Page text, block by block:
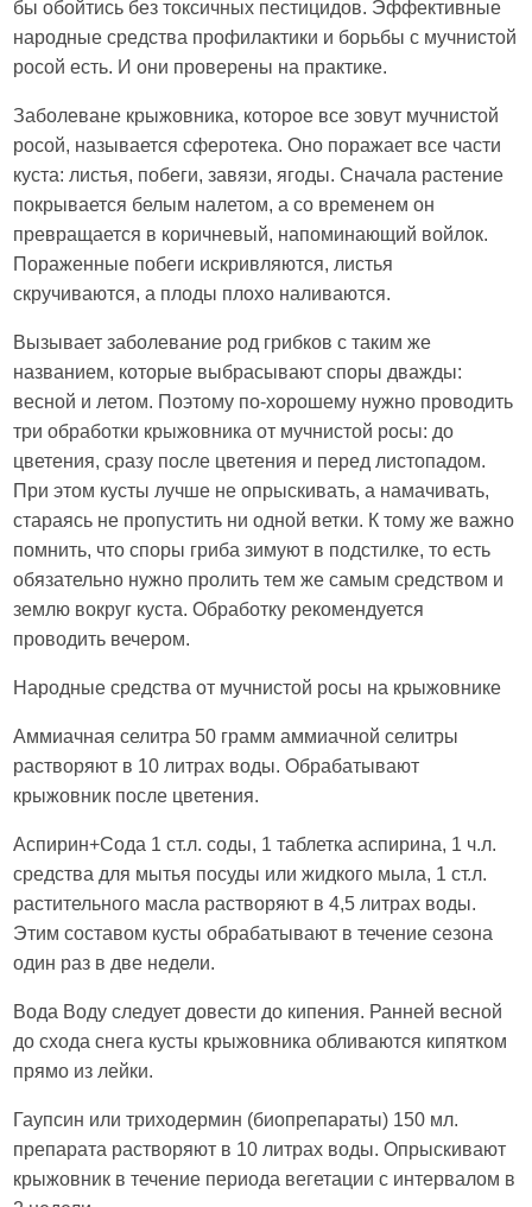
бы обойтись без токсичных пестицидов. Эффективные
народные средства профилактики и борьбы с мучнистой
росой есть. И они проверены на практике.
Заболеване крыжовника, которое все зовут мучнистой
росой, называется сферотека. Оно поражает все части
куста: листья, побеги, завязи, ягоды. Сначала растение
покрывается белым налетом, а со временем он
превращается в коричневый, напоминающий войлок.
Пораженные побеги искривляются, листья
скручиваются, а плоды плохо наливаются.
Вызывает заболевание род грибков с таким же
названием, которые выбрасывают споры дважды:
весной и летом. Поэтому по-хорошему нужно проводить
три обработки крыжовника от мучнистой росы: до
цветения, сразу после цветения и перед листопадом.
При этом кусты лучше не опрыскивать, а намачивать,
стараясь не пропустить ни одной ветки. К тому же важно
помнить, что споры гриба зимуют в подстилке, то есть
обязательно нужно пролить тем же самым средством и
землю вокруг куста. Обработку рекомендуется
проводить вечером.
Народные средства от мучнистой росы на крыжовнике
Аммиачная селитра 50 грамм аммиачной селитры
растворяют в 10 литрах воды. Обрабатывают
крыжовник после цветения.
Аспирин+Сода 1 ст.л. соды, 1 таблетка аспирина, 1 ч.л.
средства для мытья посуды или жидкого мыла, 1 ст.л.
растительного масла растворяют в 4,5 литрах воды.
Этим составом кусты обрабатывают в течение сезона
один раз в две недели.
Вода Воду следует довести до кипения. Ранней весной
до схода снега кусты крыжовника обливаются кипятком
прямо из лейки.
Гаупсин или триходермин (биопрепараты) 150 мл.
препарата растворяют в 10 литрах воды. Опрыскивают
крыжовник в течение периода вегетации с интервалом в